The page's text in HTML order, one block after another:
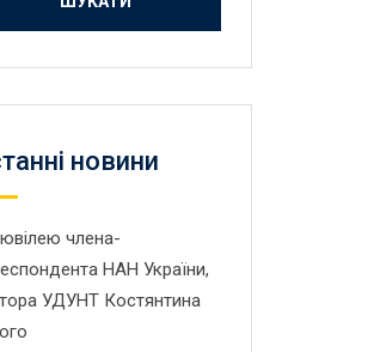
новини
члена-
НАН України,
УДУНТ Костянтина